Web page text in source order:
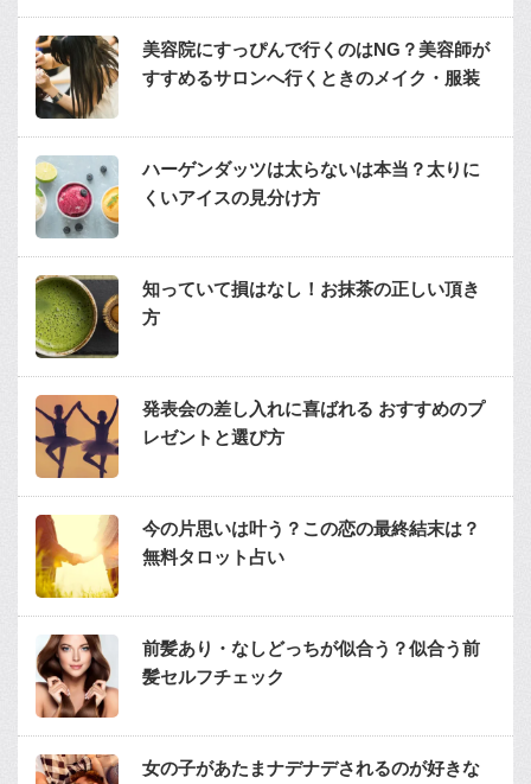
美容院にすっぴんで行くのはNG？美容師が
すすめるサロンへ行くときのメイク・服装
ハーゲンダッツは太らないは本当？太りに
くいアイスの見分け方
知っていて損はなし！お抹茶の正しい頂き
方
発表会の差し入れに喜ばれる おすすめのプ
レゼントと選び方
今の片思いは叶う？この恋の最終結末は？
無料タロット占い
前髪あり・なしどっちが似合う？似合う前
髪セルフチェック
女の子があたまナデナデされるのが好きな